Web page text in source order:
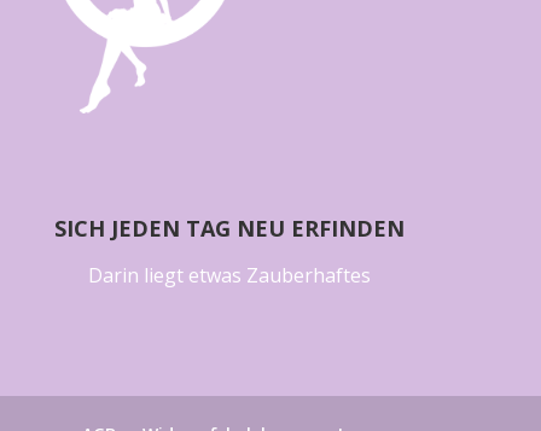
SICH JEDEN TAG NEU ERFINDEN
Darin liegt etwas Zauberhaftes